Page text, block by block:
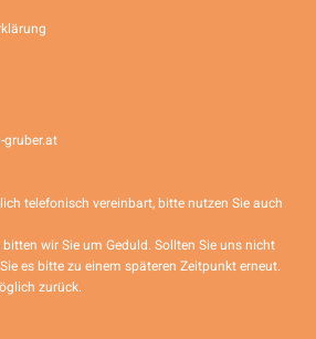
telefonisch vereinbart, bitte nutzen Sie auch
wir Sie um Geduld. Sollten Sie uns nicht
es bitte zu einem späteren Zeitpunkt erneut.
zurück.